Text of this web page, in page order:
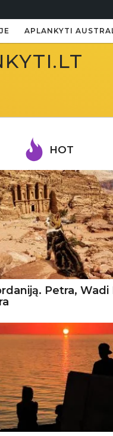
APLANKYTI
HOT
Petra, Wadi